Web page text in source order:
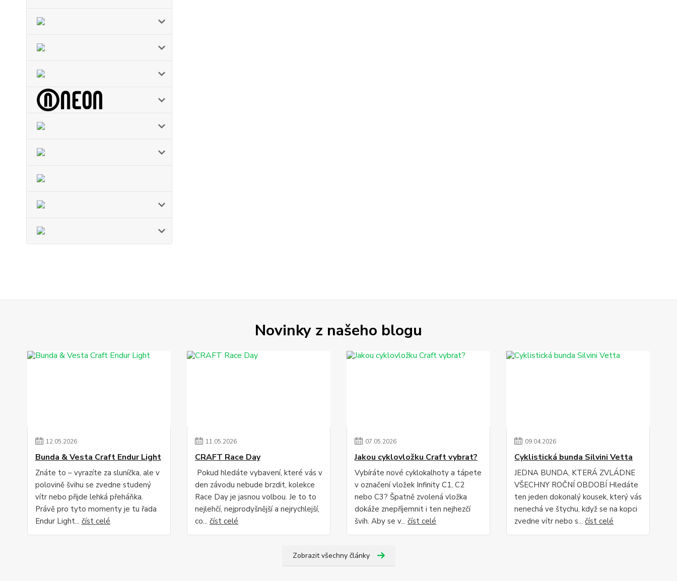
Novinky z našeho blogu
12.05.2026
Bunda & Vesta Craft Endur Light
Znáte to – vyrazíte za sluníčka, ale v
polovině švihu se zvedne studený
vítr nebo přijde lehká přeháňka.
Právě pro tyto momenty je tu řada
Endur Light... číst celé
11.05.2026
CRAFT Race Day
Pokud hledáte vybavení, které vás v
den závodu nebude brzdit, kolekce
Race Day je jasnou volbou. Je to to
nejlehčí, nejprodyšnější a nejrychlejší,
co... číst celé
07.05.2026
Jakou cyklovložku Craft vybrat?
Vybíráte nové cyklokalhoty a tápete
v označení vložek Infinity C1, C2
nebo C3? Špatně zvolená vložka
dokáže znepříjemnit i ten nejhezčí
švih. Aby se v... číst celé
09.04.2026
Cyklistická bunda Silvini Vetta
JEDNA BUNDA, KTERÁ ZVLÁDNE
VŠECHNY ROČNÍ OBDOBÍ Hledáte
ten jeden dokonalý kousek, který vás
nenechá ve štychu, když se na kopci
zvedne vítr nebo s...číst celé
Zobrazit všechny články